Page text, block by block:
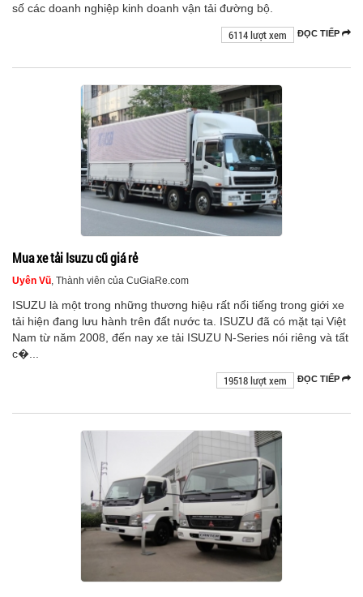
số các doanh nghiệp kinh doanh vận tải đường bộ.
ĐỌC TIẾP
6114 lượt xem
Mua xe tải Isuzu cũ giá rẻ
Uyên Vũ, Thành viên của CuGiaRe.com
ISUZU là một trong những thương hiệu rất nổi tiếng trong giới xe
tải hiện đang lưu hành trên đất nước ta. ISUZU đã có mặt tại Việt
Nam từ năm 2008, đến nay xe tải ISUZU N-Series nói riêng và tất
c�...
ĐỌC TIẾP
19518 lượt xem